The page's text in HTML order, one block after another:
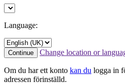
Language:
Continue Change location or
Om du har ett konto kan du logga in
adressen förinställd.